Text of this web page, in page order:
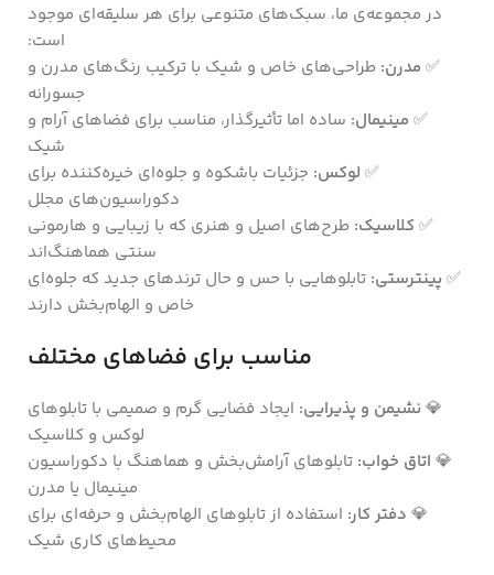
در مجموعه‌ی ما، سبک‌های متنوعی برای هر سلیقه‌ای موجود
است:
✅ مدرن: طراحی‌های خاص و شیک با ترکیب رنگ‌های مدرن و
جسورانه
✅ مینیمال: ساده اما تأثیرگذار، مناسب برای فضاهای آرام و
شیک
✅ لوکس: جزئیات باشکوه و جلوه‌ای خیره‌کننده برای
دکوراسیون‌های مجلل
✅ کلاسیک: طرح‌های اصیل و هنری که با زیبایی و هارمونی
سنتی هماهنگ‌اند
✅ پینترستی: تابلوهایی با حس و حال ترندهای جدید که جلوه‌ای
خاص و الهام‌بخش دارند
مناسب برای فضاهای مختلف
💎 نشیمن و پذیرایی: ایجاد فضایی گرم و صمیمی با تابلوهای
لوکس و کلاسیک
💎 اتاق خواب: تابلوهای آرامش‌بخش و هماهنگ با دکوراسیون
مینیمال یا مدرن
💎 دفتر کار: استفاده از تابلوهای الهام‌بخش و حرفه‌ای برای
محیط‌های کاری شیک